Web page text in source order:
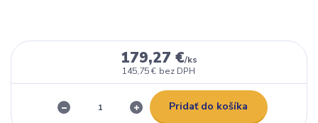
179,27 €/ks
145,75 € bez DPH
Pridať do košíka